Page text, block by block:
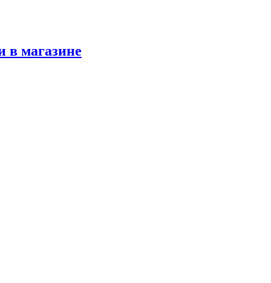
в магазине